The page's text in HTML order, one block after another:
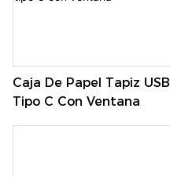
Caja De Papel Tapiz USB
Tipo C Con Ventana